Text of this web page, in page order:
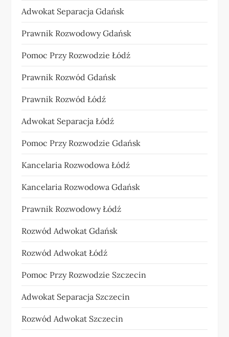
Adwokat Separacja Gdańsk
Prawnik Rozwodowy Gdańsk
Pomoc Przy Rozwodzie Łódź
Prawnik Rozwód Gdańsk
Prawnik Rozwód Łódź
Adwokat Separacja Łódź
Pomoc Przy Rozwodzie Gdańsk
Kancelaria Rozwodowa Łódź
Kancelaria Rozwodowa Gdańsk
Prawnik Rozwodowy Łódź
Rozwód Adwokat Gdańsk
Rozwód Adwokat Łódź
Pomoc Przy Rozwodzie Szczecin
Adwokat Separacja Szczecin
Rozwód Adwokat Szczecin